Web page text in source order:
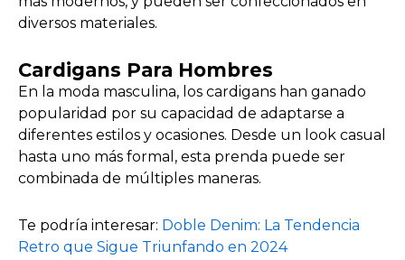
diversos materiales.
Cardigans Para Hombres
En la moda masculina, los cardigans han ganado
popularidad por su capacidad de adaptarse a
diferentes estilos y ocasiones. Desde un look casual
hasta uno más formal, esta prenda puede ser
combinada de múltiples maneras.
Te podría interesar: Doble Denim: La Tendencia
Retro que Sigue Triunfando en 2024